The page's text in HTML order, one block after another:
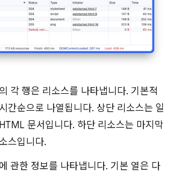
의 각 행은 리소스를 나타냅니다. 기본적
간순으로 나열됩니다. 상단 리소스는 일
문서입니다. 하단 리소스는 마지막
스입니다.
관한 정보를 나타냅니다. 기본 열은 다